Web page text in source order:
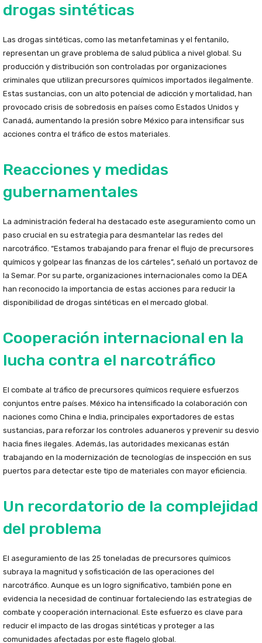
drogas sintéticas
Las drogas sintéticas, como las metanfetaminas y el fentanilo,
representan un grave problema de salud pública a nivel global. Su
producción y distribución son controladas por organizaciones
criminales que utilizan precursores químicos importados ilegalmente.
Estas sustancias, con un alto potencial de adicción y mortalidad, han
provocado crisis de sobredosis en países como Estados Unidos y
Canadá, aumentando la presión sobre México para intensificar sus
acciones contra el tráfico de estos materiales.
Reacciones y medidas
gubernamentales
La administración federal ha destacado este aseguramiento como un
paso crucial en su estrategia para desmantelar las redes del
narcotráfico. “Estamos trabajando para frenar el flujo de precursores
químicos y golpear las finanzas de los cárteles”, señaló un portavoz de
la Semar. Por su parte, organizaciones internacionales como la DEA
han reconocido la importancia de estas acciones para reducir la
disponibilidad de drogas sintéticas en el mercado global.
Cooperación internacional en la
lucha contra el narcotráfico
El combate al tráfico de precursores químicos requiere esfuerzos
conjuntos entre países. México ha intensificado la colaboración con
naciones como China e India, principales exportadores de estas
sustancias, para reforzar los controles aduaneros y prevenir su desvio
hacia fines ilegales. Además, las autoridades mexicanas están
trabajando en la modernización de tecnologías de inspección en sus
puertos para detectar este tipo de materiales con mayor eficiencia.
Un recordatorio de la complejidad
del problema
El aseguramiento de las 25 toneladas de precursores químicos
subraya la magnitud y sofisticación de las operaciones del
narcotráfico. Aunque es un logro significativo, también pone en
evidencia la necesidad de continuar fortaleciendo las estrategias de
combate y cooperación internacional. Este esfuerzo es clave para
reducir el impacto de las drogas sintéticas y proteger a las
comunidades afectadas por este flagelo global.